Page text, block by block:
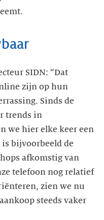
SIDN: “Dat
zijn op hun
Sinds de
trends in
we hier elke keer een
bijvoorbeeld de
afkomstig van
telefoon nog relatief
zien we nu
steeds vaker